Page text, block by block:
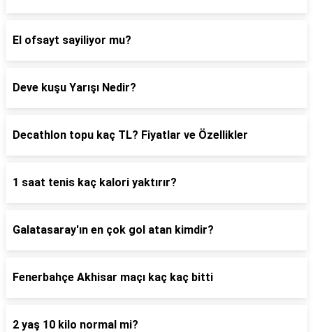
El ofsayt sayiliyor mu?
Deve kuşu Yarışı Nedir?
Decathlon topu kaç TL? Fiyatlar ve Özellikler
1 saat tenis kaç kalori yaktırır?
Galatasaray'ın en çok gol atan kimdir?
Fenerbahçe Akhisar maçı kaç kaç bitti
2 yaş 10 kilo normal mi?